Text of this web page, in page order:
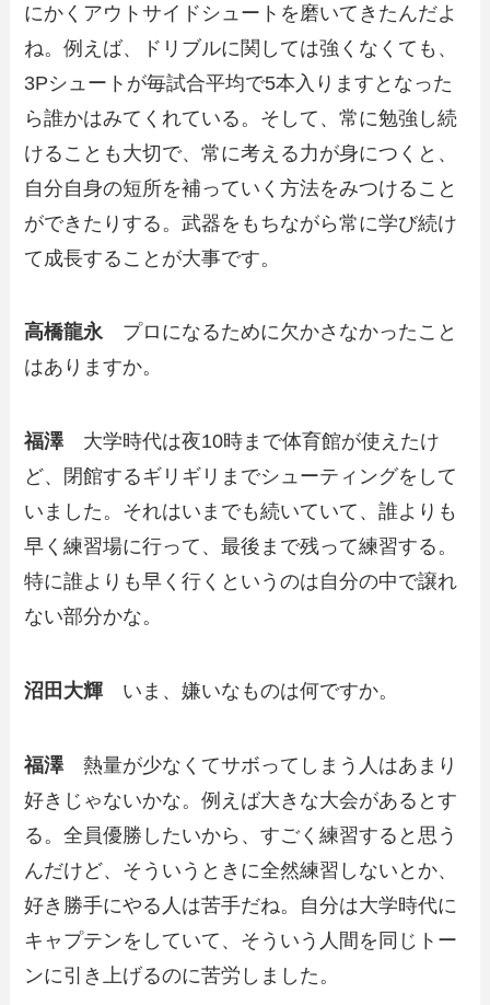
にかくアウトサイドシュートを磨いてきたんだよ
ね。例えば、ドリブルに関しては強くなくても、
3Pシュートが毎試合平均で5本入りますとなった
ら誰かはみてくれている。そして、常に勉強し続
けることも大切で、常に考える力が身につくと、
自分自身の短所を補っていく方法をみつけること
ができたりする。武器をもちながら常に学び続け
て成長することが大事です。
高橋龍永プロになるために欠かさなかったこと
はありますか。
福澤 大学時代は夜10時まで体育館が使えたけ
ど、閉館するギリギリまでシューティングをして
いました。それはいまでも続いていて、誰よりも
早く練習場に行って、最後まで残って練習する。
特に誰よりも早く行くというのは自分の中で譲れ
ない部分かな。
沼田大輝 いま、嫌いなものは何ですか。
福澤 熱量が少なくてサボってしまう人はあまり
好きじゃないかな。例えば大きな大会があるとす
る。全員優勝したいから、すごく練習すると思う
んだけど、そういうときに全然練習しないとか、
好き勝手にやる人は苦手だね。自分は大学時代に
キャプテンをしていて、そういう人間を同じトー
ンに引き上げるのに苦労しました。